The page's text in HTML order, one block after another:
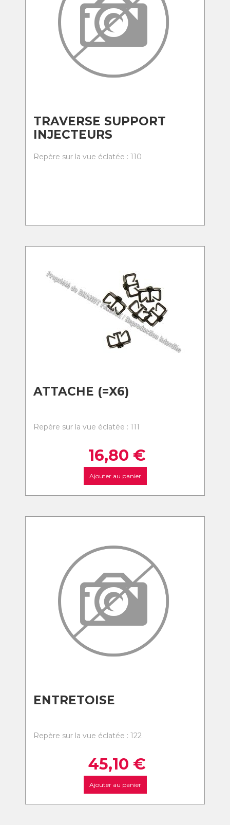
TRAVERSE SUPPORT
INJECTEURS
Repère sur la vue éclatée : 110
ATTACHE (=X6)
Repère sur la vue éclatée : 111
16,80 €
Ajouter au panier
ENTRETOISE
Repère sur la vue éclatée : 122
45,10 €
Ajouter au panier